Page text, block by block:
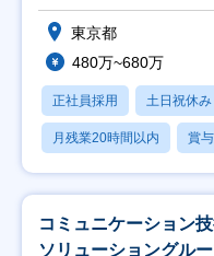
ダーへ
東京都
480万~680万
正社員採用 土日祝休み
月残業20時間以内 賞
コミュニケーション
ソリューショングル